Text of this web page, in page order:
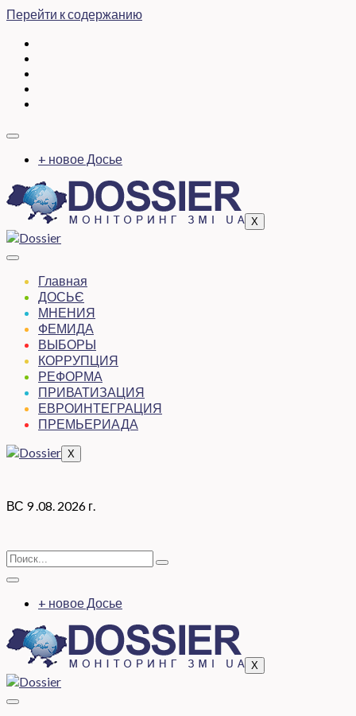
Перейти к содержанию
+ новое Досье
X
Главная
ДОСЬЄ
МНЕНИЯ
ФЕМИДА
ВЫБОРЫ
КОРРУПЦИЯ
РЕФОРМА
ПРИВАТИЗАЦИЯ
ЕВРОИНТЕГРАЦИЯ
ПРЕМЬЕРИАДА
X
ВС 9 .08. 2026 г.
+ новое Досье
X